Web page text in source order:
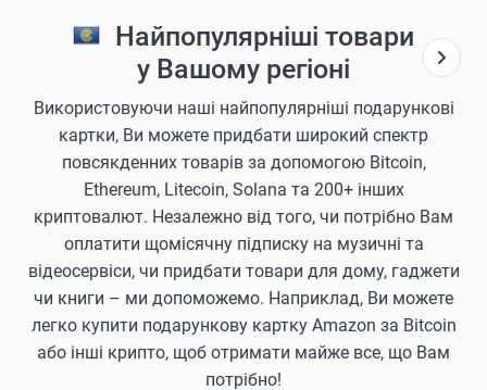
Найпопулярніші товари
у Вашому регіоні
Використовуючи наші найпопулярніші подарункові
картки, Ви можете придбати широкий спектр
повсякденних товарів за допомогою Bitcoin,
Ethereum, Litecoin, Solana та 200+ інших
криптовалют. Незалежно від того, чи потрібно Вам
оплатити щомісячну підписку на музичні та
відеосервіси, чи придбати товари для дому, гаджети
чи книги – ми допоможемо. Наприклад, Ви можете
легко купити подарункову картку Amazon за Bitcoin
або інші крипто, щоб отримати майже все, що Вам
потрібно!